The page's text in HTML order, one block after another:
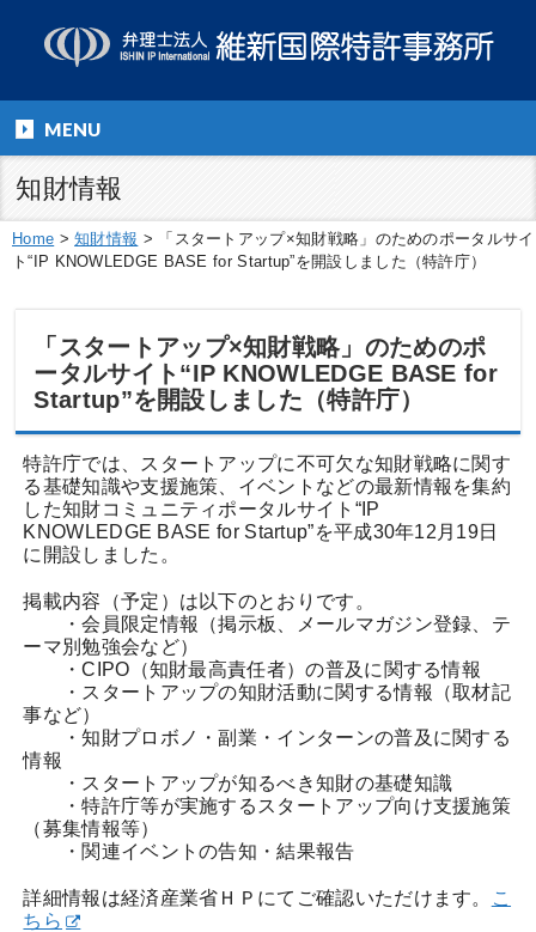
MENU
知財情報
Home >知財情報 >
「スタートアップ×知財戦略」のためのポータルサイ
ト“IP KNOWLEDGE BASE for Startup”を開設しました（特許庁）
「スタートアップ×知財戦略」のためのポ
ータルサイト“IP KNOWLEDGE BASE for
Startup”を開設しました（特許庁）
特許庁では、スタートアップに不可欠な知財戦略に関す
る基礎知識や支援施策、イベントなどの最新情報を集約
した知財コミュニティポータルサイト“IP
KNOWLEDGE BASE for Startup”を平成30年12月19日
に開設しました。
掲載内容（予定）は以下のとおりです。
・会員限定情報（掲示板、メールマガジン登録、テ
ーマ別勉強会など）
・CIPO（知財最高責任者）の普及に関する情報
・スタートアップの知財活動に関する情報（取材記
事など）
・知財プロボノ・副業・インターンの普及に関する
情報
・スタートアップが知るべき知財の基礎知識
・特許庁等が実施するスタートアップ向け支援施策
（募集情報等）
・関連イベントの告知・結果報告
詳細情報は経済産業省ＨＰにてご確認いただけます。
こ
ちら